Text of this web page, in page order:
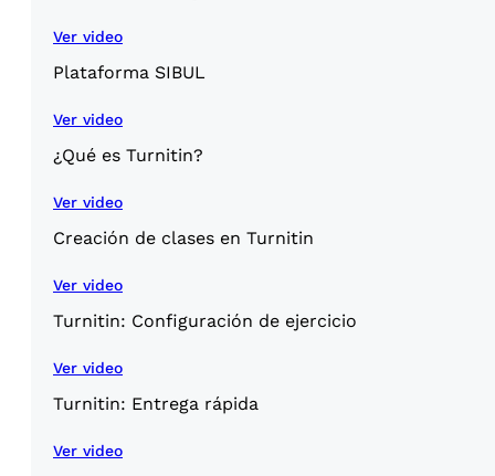
Ver video
Plataforma SIBUL
Ver video
¿Qué es Turnitin?
Ver video
Creación de clases en Turnitin
Ver video
Turnitin: Configuración de ejercicio
Ver video
Turnitin: Entrega rápida
Ver video